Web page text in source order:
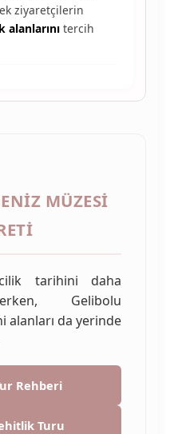
ziyaretçilerin
alanlarını tercih
MÜZESI
tarihini daha
Gelibolu
alanları da yerinde
Rehberi
Turu